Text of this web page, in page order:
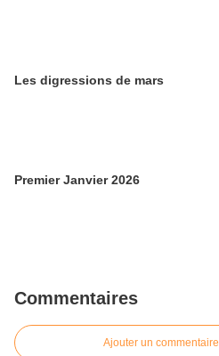
Les digressions de mars
Premier Janvier 2026
Commentaires
Ajouter un commentaire